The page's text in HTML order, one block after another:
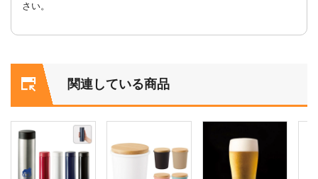
さい。
関連している商品